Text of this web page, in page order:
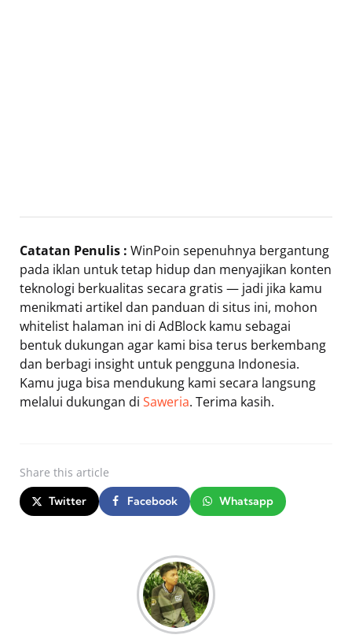
Catatan Penulis : WinPoin sepenuhnya bergantung
pada iklan untuk tetap hidup dan menyajikan konten
teknologi berkualitas secara gratis — jadi jika kamu
menikmati artikel dan panduan di situs ini, mohon
whitelist halaman ini di AdBlock kamu sebagai
bentuk dukungan agar kami bisa terus berkembang
dan berbagi insight untuk pengguna Indonesia.
Kamu juga bisa mendukung kami secara langsung
melalui dukungan di Saweria. Terima kasih.
Share this article
Twitter Facebook Whatsapp